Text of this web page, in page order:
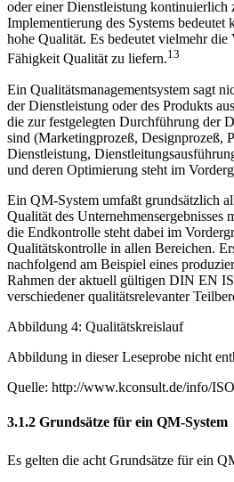
oder einer Dienstleistung kontinuierlich
Implementierung des Systems bedeutet
hohe Qualität. Es bedeutet vielmehr die
Fähigkeit Qualität zu liefern.13
Ein Qualitätsmanagementsystem sagt
der Dienstleistung oder des Produkts
die zur festgelegten Durchführung der
sind (Marketingprozeß, Designprozeß,
Dienstleistung,
und deren Optimierung steht im
Ein QM-System umfaßt grundsätzlich
Qualität des Unternehmensergebnisses
die Endkontrolle steht dabei im
Qualitätskontrolle in allen Bereichen.
nachfolgend am Beispiel eines
Rahmen der aktuell gültigen DIN EN
verschiedener qualitätsrelevanter
Abbildung 4: Qualitätskreislauf
Abbildung in dieser Leseprobe nicht
Quelle: http://www.kconsult.de/info/
3.1.2 Grundsätze für ein QM-System
Es gelten die acht Grundsätze für ein